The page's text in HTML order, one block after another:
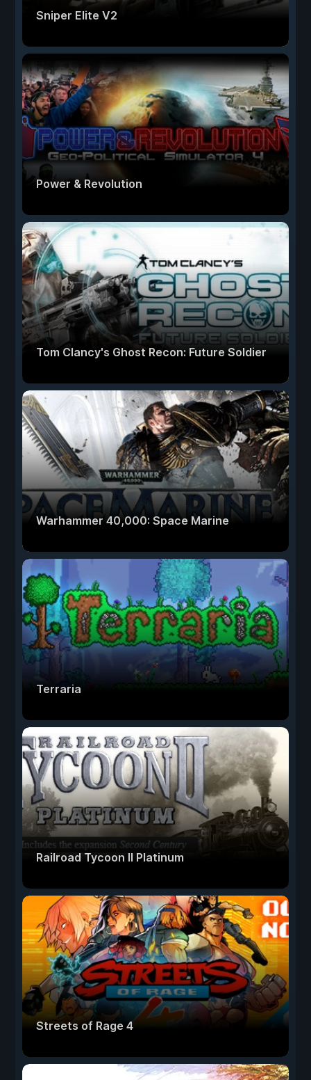
Sniper Elite V2
Power & Revolution
Tom Clancy's Ghost Recon: Future Soldier
Warhammer 40,000: Space Marine
Terraria
Railroad Tycoon II Platinum
Streets of Rage 4